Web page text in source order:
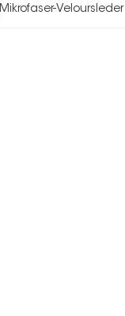
Mikrofaser-Veloursleder